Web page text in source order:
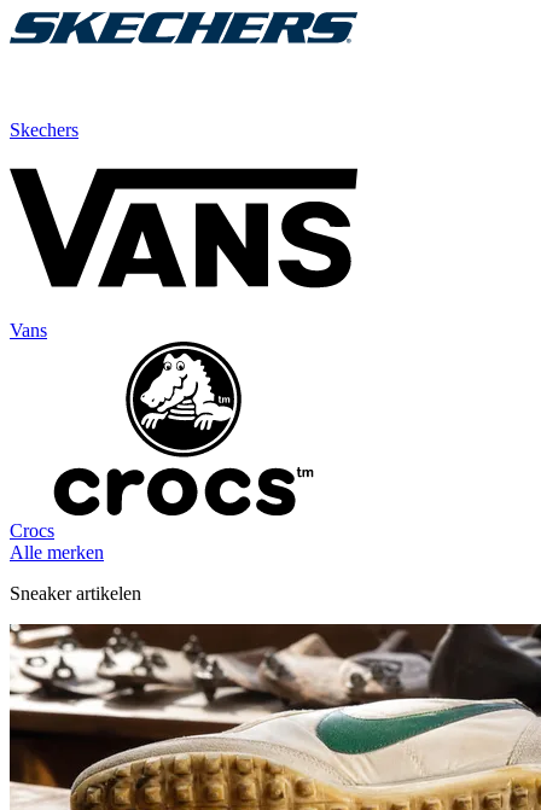
Skechers
Vans
Crocs
Alle merken
Sneaker artikelen